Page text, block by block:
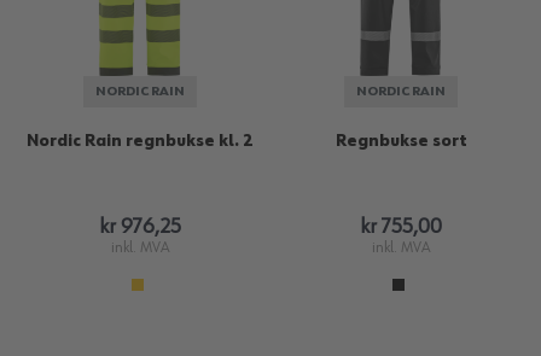
NORDIC RAIN
Nordic Rain regnbukse kl. 2
kr 976,25
inkl. MVA
NORDIC RAIN
Regnbukse sort
kr 755,00
inkl. MVA